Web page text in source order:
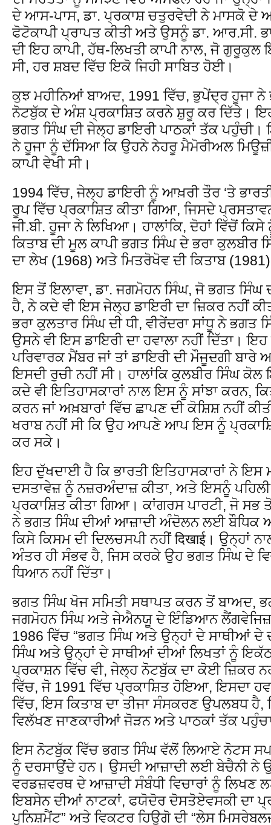
ਦੇ ਆਸ-ਪਾਸ, ਡਾ. ਪ੍ਰਕਾਸ਼ ਚਤੁਰਵੇਦੀ ਨੇ ਮਾਸਕੋ ਦੇ
ਫੋਟੋਕਾਪੀ ਪ੍ਰਾਪਤ ਕੀਤੀ ਅਤੇ ਉਸਨੂੰ ਡਾ. ਆਰ.ਸੀ.
ਦੀ ਇਹ ਕਾਪੀ, ਹੱਥ-ਲਿਖਤੀ ਕਾਪੀ ਨਾਲ, ਜੋ
ਸੀ, ਹਰ ਸ਼ਬਦ ਵਿੱਚ ਇਕੋ ਜਿਹੀ ਸਾਬਿਤ ਹੋਈ।
ਕੁਝ ਮਹੀਨਿਆਂ ਬਾਅਦ, 1991 ਵਿੱਚ, ਭੁਪੇਂਦ੍ਰ ਹੂਜਾ
ਨੋਟਬੁੱਕ ਦੇ ਅੰਸ਼ ਪ੍ਰਕਾਸ਼ਿਤ ਕਰਨੇ ਸ਼ੁਰੂ ਕਰ ਦਿੱਤੇ। ਇਹ
ਭਗਤ ਸਿੰਘ ਦੀ ਜੇਲ੍ਹ ਡਾਇਰੀ ਪਾਠਕਾਂ ਤੱਕ
ਨੇ ਹੂਜਾ ਨੂੰ ਦੱਸਿਆ ਕਿ ਉਹਨੇ ਨੇਹਰੂ ਮੈਮੋਰੀਅਲ
ਕਾਪੀ ਵੇਖੀ ਸੀ।
1994 ਵਿੱਚ, ਜੇਲ੍ਹ ਡਾਇਰੀ ਨੂੰ ਆਖ਼ਰੀ ਤੌਰ ‘ਤੇ
ਰੂਪ ਵਿੱਚ ਪ੍ਰਕਾਸ਼ਿਤ ਕੀਤਾ ਗਿਆ, ਜਿਸਦੇ
ਜੀ.ਬੀ. ਹੂਜਾ ਨੇ ਲਿਖਿਆ। ਹਾਲਾਂਕਿ, ਦੋਹਾਂ ਵਿੱਚੋਂ
ਕਿਤਾਬ ਦੀ ਮੂਲ ਕਾਪੀ ਭਗਤ ਸਿੰਘ ਦੇ ਭਰਾ
ਦਾ ਲੇਖ (1968) ਅਤੇ ਮਿਤਰੋਖੋਵ ਦੀ ਕਿਤਾਬ
ਇਸ ਤੋਂ ਇਲਾਵਾ, ਡਾ. ਜਗਮੋਹਨ ਸਿੰਘ, ਜੋ ਭਗਤ ਸਿੰਘ
ਹੈ, ਨੇ ਕਦੇ ਵੀ ਇਸ ਜੇਲ੍ਹ ਡਾਇਰੀ ਦਾ ਜ਼ਿਕਰ ਨਹੀਂ
ਭਰਾ ਕੁਲਤਾਰ ਸਿੰਘ ਦੀ ਧੀ, ਵੀਰੇਂਦਰਾ ਸਾਂਧੂ ਨੇ ਭਗਤ
ਉਸਨੇ ਵੀ ਇਸ ਡਾਇਰੀ ਦਾ ਹਵਾਲਾ ਨਹੀਂ ਦਿੱਤਾ।
ਪਰਿਵਾਰਕ ਮੈਂਬਰ ਜਾਂ ਤਾਂ ਡਾਇਰੀ ਦੀ ਮੌਜੂਦਗੀ ਬਾਰੇ
ਇਸਦੀ ਰੁਚੀ ਨਹੀਂ ਸੀ। ਹਾਲਾਂਕਿ ਕੁਲਬੀਰ ਸਿੰਘ
ਕਦੇ ਵੀ ਇਤਿਹਾਸਕਾਰਾਂ ਨਾਲ ਇਸ ਨੂੰ ਸਾਂਝਾ ਕਰਨ,
ਕਰਨ ਜਾਂ ਅਖ਼ਬਾਰਾਂ ਵਿੱਚ ਛਾਪਣ ਦੀ ਕੋਸ਼ਿਸ਼ ਨਹੀਂ
ਖਰਾਬ ਨਹੀਂ ਸੀ ਕਿ ਉਹ ਆਪਣੇ ਆਪ ਇਸ ਨੂੰ
ਕਰ ਸਕੇ।
ਇਹ ਦੁੱਖਦਾਈ ਹੈ ਕਿ ਭਾਰਤੀ ਇਤਿਹਾਸਕਾਰਾਂ ਨੇ
ਦਸਤਾਵੇਜ਼ ਨੂੰ ਨਜ਼ਰਅੰਦਾਜ਼ ਕੀਤਾ, ਅਤੇ ਇਸਨੂੰ
ਪ੍ਰਕਾਸ਼ਿਤ ਕੀਤਾ ਗਿਆ। ਕਾਂਗਰਸ ਪਾਰਟੀ, ਜੋ ਸਭ
ਨੇ ਭਗਤ ਸਿੰਘ ਦੀਆਂ ਆਜ਼ਾਦੀ ਅੰਦੋਲਨ ਲਈ ਬੌਧਿਕ
ਕਿਸੇ ਕਿਸਮ ਦੀ ਦਿਲਚਸਪੀ ਨਹੀਂ दिखाई। ਉਨ੍ਹਾਂ
ਅੰਤਰ ਹੀ ਸੰਭਵ ਹੈ, ਜਿਸ ਕਰਕੇ ਉਹ ਭਗਤ ਸਿੰਘ ਦੇ
ਧਿਆਨ ਨਹੀਂ ਦਿੱਤਾ।
ਭਗਤ ਸਿੰਘ ਖੋਜ ਸਮਿਤੀ ਸਥਾਪਤ ਕਰਨ ਤੋਂ ਬਾਅਦ,
ਜਗਮੋਹਨ ਸਿੰਘ ਅਤੇ ਜੇਐਨਯੂ ਦੇ ਇੰਡਿਆਨ
1986 ਵਿੱਚ “ਭਗਤ ਸਿੰਘ ਅਤੇ ਉਨ੍ਹਾਂ ਦੇ ਸਾਥੀਆਂ ਦੇ
ਸਿੰਘ ਅਤੇ ਉਨ੍ਹਾਂ ਦੇ ਸਾਥੀਆਂ ਦੀਆਂ ਲਿਖਤਾਂ ਨੂੰ
ਪ੍ਰਕਾਸ਼ਨ ਵਿੱਚ ਵੀ, ਜੇਲ੍ਹ ਨੋਟਬੁੱਕ ਦਾ ਕੋਈ ਜ਼ਿਕਰ
ਵਿੱਚ, ਜੋ 1991 ਵਿੱਚ ਪ੍ਰਕਾਸ਼ਿਤ ਹੋਇਆ, ਇਸਦਾ
ਵਿੱਚ, ਇਸ ਕਿਤਾਬ ਦਾ ਤੀਜਾ ਸੰਸਕਰਣ ਉਪਲਬਧ ਹੈ,
ਵਿਲੱਖਣ ਜਾਣਕਾਰੀਆਂ ਜੋੜਨ ਅਤੇ ਪਾਠਕਾਂ ਤੱਕ
ਇਸ ਨੋਟਬੁੱਕ ਵਿੱਚ ਭਗਤ ਸਿੰਘ ਵੱਲੋਂ ਲਿਆਏ ਨੋਟਸ
ਨੂੰ ਦਰਸਾਉਂਦੇ ਹਨ। ਉਸਦੀ ਆਜ਼ਾਦੀ ਲਈ ਬੇਚੈਨੀ ਨੇ
ਵਰਡਜ਼ਵਰਥ ਦੇ ਆਜ਼ਾਦੀ ਸੰਬੰਧੀ ਵਿਚਾਰਾਂ ਨੂੰ ਲਿਖਣ
ਇਬਸੇਨ ਦੀਆਂ ਨਾਟਕਾਂ, ਫਯੋਦੋਰ ਦੋਸਤੋਏਵਸਕੀ ਦਾ
ਪੁਨਿਸ਼ਮੈਂਟ” ਅਤੇ ਵਿਕਟਰ ਹਿਊਗੋ ਦੀ “ਲੇਸ